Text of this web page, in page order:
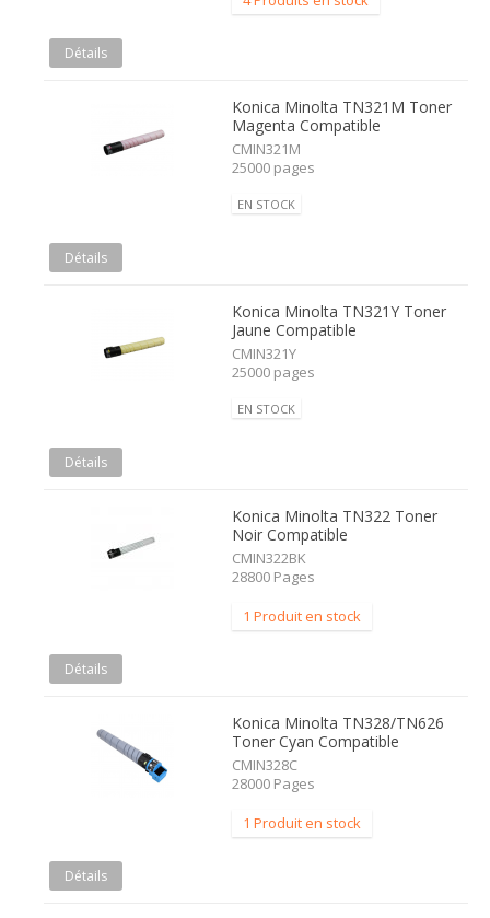
Détails
Konica Minolta TN321M Toner
Magenta Compatible
CMIN321M
25000 pages
EN STOCK
Détails
Konica Minolta TN321Y Toner
Jaune Compatible
CMIN321Y
25000 pages
EN STOCK
Détails
Konica Minolta TN322 Toner
Noir Compatible
CMIN322BK
28800 Pages
1 Produit en stock
Détails
Konica Minolta TN328/TN626
Toner Cyan Compatible
CMIN328C
28000 Pages
1 Produit en stock
Détails